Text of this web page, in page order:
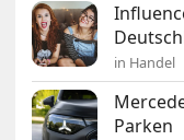
in Handel
Parken